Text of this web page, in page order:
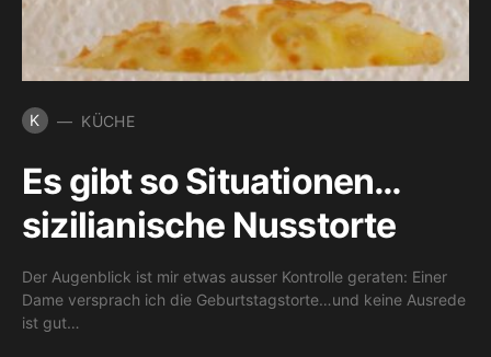
K KÜCHE
Es gibt so Situationen…
sizilianische Nusstorte
Der Augenblick ist mir etwas ausser Kontrolle geraten: Einer
Dame versprach ich die Geburtstagstorte…und keine Ausrede
ist gut…